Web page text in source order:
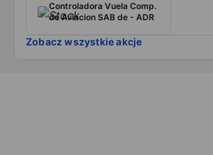
Controladora Vuela Comp.
de Aviacion SAB de - ADR
Zobacz wszystkie akcje